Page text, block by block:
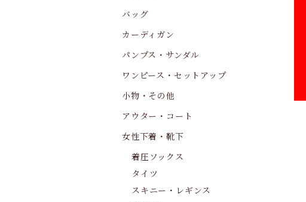
バッグ
カーディガン
パンプス・サンダル
ワンピース・セットアップ
小物・その他
アウター・コート
女性下着・靴下
着圧ソックス
タイツ
スキニー・レギンス